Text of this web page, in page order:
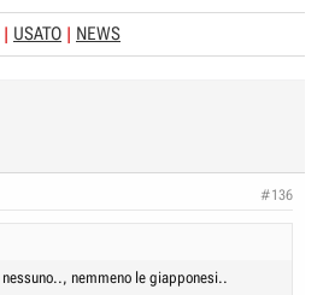
USATO NEWS
#136
nemmeno le giapponesi..